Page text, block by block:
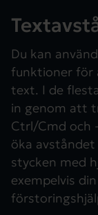
Du kan
funktioner för
text. I de
in genom att
Ctrl/Cmd och
öka
stycken med
exempelvis